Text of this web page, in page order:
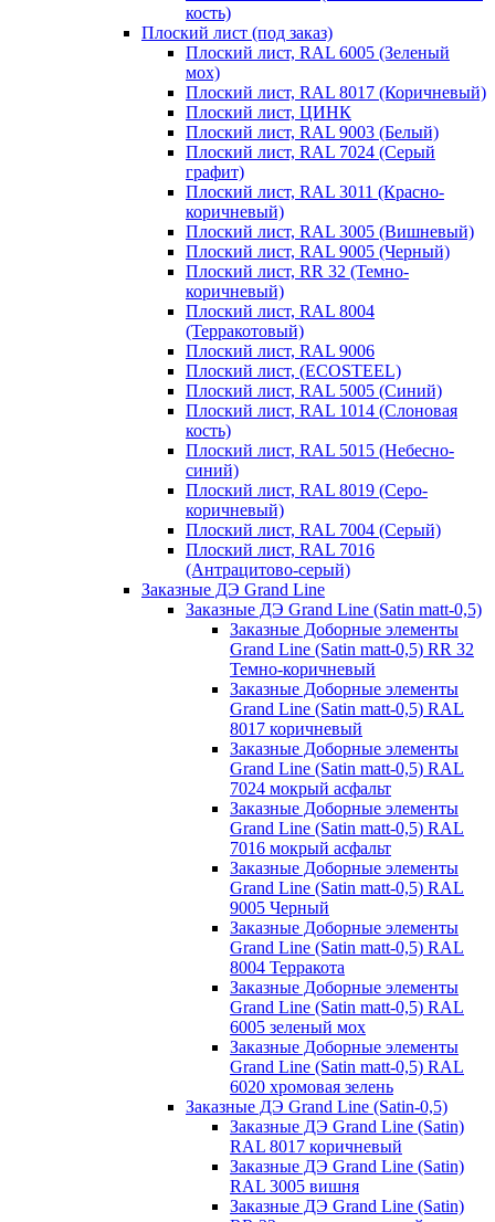
кость)
Плоский лист (под заказ)
Плоский лист, RAL 6005 (Зеленый
мох)
Плоский лист, RAL 8017 (Коричневый)
Плоский лист, ЦИНК
Плоский лист, RAL 9003 (Белый)
Плоский лист, RAL 7024 (Серый
графит)
Плоский лист, RAL 3011 (Красно-
коричневый)
Плоский лист, RAL 3005 (Вишневый)
Плоский лист, RAL 9005 (Черный)
Плоский лист, RR 32 (Темно-
коричневый)
Плоский лист, RAL 8004
(Терракотовый)
Плоский лист, RAL 9006
Плоский лист, (ECOSTEEL)
Плоский лист, RAL 5005 (Синий)
Плоский лист, RAL 1014 (Слоновая
кость)
Плоский лист, RAL 5015 (Небесно-
синий)
Плоский лист, RAL 8019 (Серо-
коричневый)
Плоский лист, RAL 7004 (Серый)
Плоский лист, RAL 7016
(Антрацитово-серый)
Заказные ДЭ Grand Line
Заказные ДЭ Grand Line (Satin matt-0,5)
Заказные Доборные элементы
Grand Line (Satin matt-0,5) RR 32
Темно-коричневый
Заказные Доборные элементы
Grand Line (Satin matt-0,5) RAL
8017 коричневый
Заказные Доборные элементы
Grand Line (Satin matt-0,5) RAL
7024 мокрый асфальт
Заказные Доборные элементы
Grand Line (Satin matt-0,5) RAL
7016 мокрый асфальт
Заказные Доборные элементы
Grand Line (Satin matt-0,5) RAL
9005 Черный
Заказные Доборные элементы
Grand Line (Satin matt-0,5) RAL
8004 Терракота
Заказные Доборные элементы
Grand Line (Satin matt-0,5) RAL
6005 зеленый мох
Заказные Доборные элементы
Grand Line (Satin matt-0,5) RAL
6020 хромовая зелень
Заказные ДЭ Grand Line (Satin-0,5)
Заказные ДЭ Grand Line (Satin)
RAL 8017 коричневый
Заказные ДЭ Grand Line (Satin)
RAL 3005 вишня
Заказные ДЭ Grand Line (Satin)